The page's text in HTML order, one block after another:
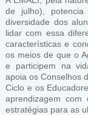
de julho),
diversidade dos
lidar com essa
características e
os meios de que o
e participem na
apoia os Conselhos
Ciclo e os
aprendizagem com
estratégias para as